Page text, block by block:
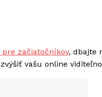
pre začiatočníkov, dbajte
vašu online